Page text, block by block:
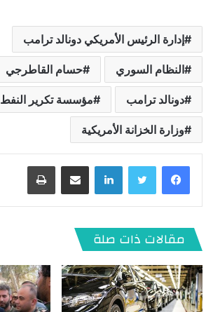
إدارة الرئيس الأمريكي دونالد ترامب
النظام السوري حسام القاطرجي
دونالد ترامب مؤسسة تكرير النفط
وزارة الخزانة الأمريكية
لينكدإن
مقالات ذات صلة